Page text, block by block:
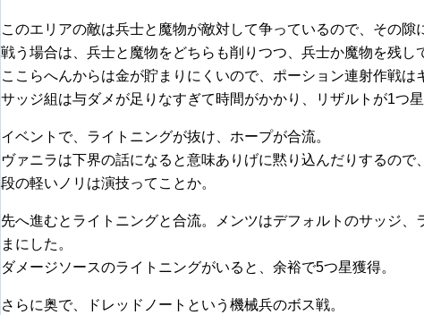
このエリアの敵は兵士と魔物が敵対して争っているので、その隙
戦う場合は、兵士と魔物をどちらも削りつつ、兵士か魔物を残し
ここらへんからは金が貯まりにくいので、ポーション連射作戦は
サッジ組は与ダメが足りなすぎて時間がかかり、リザルトが1つ星
イベントで、ライトニングが抜け、ホープが合流。
ヴァニラは下界の話になると意味ありげに黙り込んだりするので
段の軽いノリは演技ってことか。
先へ進むとライトニングと合流。メンツはデフォルトのサッジ、
まにした。
ダメージソースのライトニングがいると、余裕で5つ星獲得。
さらに奥で、ドレッドノートという機械兵のボス戦。